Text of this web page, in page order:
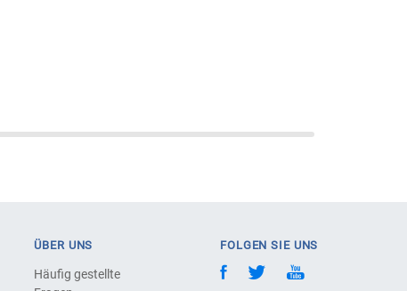
ÜBER UNS
Häufig gestellte
FOLGEN SIE UNS